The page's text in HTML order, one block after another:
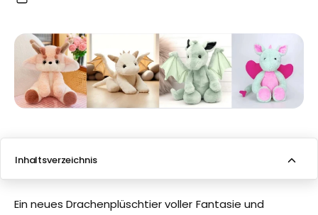
Inhaltsverzeichnis
Namen von Plüschdrachen basierend auf dem Standort
Ein neues Drachenplüschtier voller Fantasie und